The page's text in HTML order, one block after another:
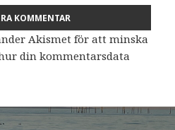
Akismet för att minska
din kommentarsdata